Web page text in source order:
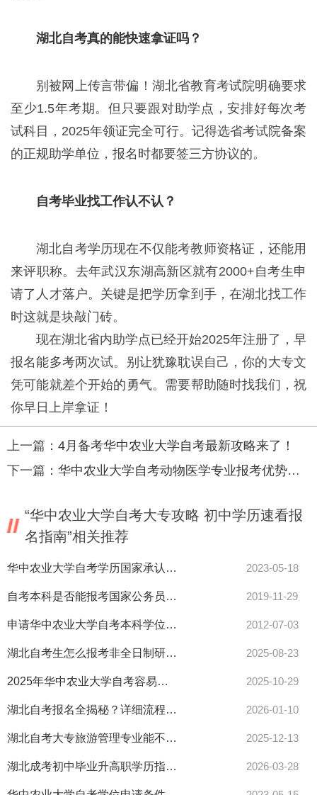
湖北自考真的能快速拿证吗？
别被网上传言带偏！湖北省教育考试院明确要求
至少1.5年考期。但只要跟对助学点，安排好每次考
试科目，2025年领证完全可行。记得选省考试院备案
的正规助学单位，报名时都要签三方协议的。
自考毕业找工作认不认？
湖北自考学历现在不仅能考教师资格证，还能用
来评职称。去年武汉东湖高新区就有2000+自考生申
请了人才落户。关键是把学历拿到手，在湖北找工作
时这就是块敲门砖。
现在湖北省内助学点已经开始2025年注册了，早
报名能多考两次试。别让犹豫耽误自己，你的大专文
凭可能就差个开始的勇气。需要帮助随时找我们，祝
你早日上岸拿证！
上一篇： 4月备考华中农业大学自考最新攻略来了！
下一篇： 华中农业大学自考动物医学专业报考优势有哪些？攻略来了！
“华中农业大学自考大专攻略 初中学历速看报
名指南”相关推荐
华中农业大学自考学历国家承认吗？ 2023-05-18
自考本科是否能报考国家公务员考试? 2019-11-29
申请华中农业大学自考本科学位时全部课程必须合格是否包括毕业考 2012-07-03
湖北自考生怎么报考非全日制研究生？完整流程全揭秘 2025-08-23
2025年华中农业大学自考容易挂吗？挂科补考政策全解析 2025-10-29
湖北自考报名全揭秘？详细流程看这里 2026-01-10
湖北自考大专旅游管理专业能不能考教师资格证？看这里 2025-12-13
湖北成考初中毕业升高职学历指南来了 2026-03-28